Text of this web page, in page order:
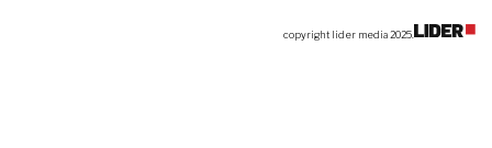
copyright lider media 2025.